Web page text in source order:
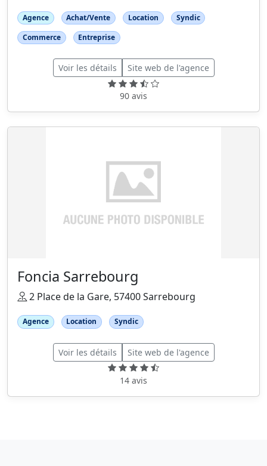
Agence Achat/Vente Location
Syndic
Commerce
Entreprise
Voir les détails Site web de l'agence
90 avis
Foncia Sarrebourg
2 Place de la Gare, 57400 Sarrebourg
Agence Location Syndic
Voir les détails Site web de l'agence
14 avis